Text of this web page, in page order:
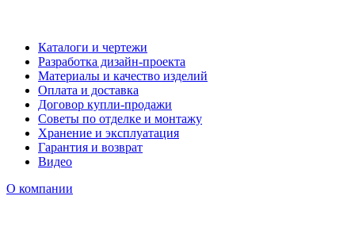
Каталоги и чертежи
Разработка дизайн-проекта
Материалы и качество изделий
Оплата и доставка
Договор купли-продажи
Советы по отделке и монтажу
Хранение и эксплуатация
Гарантия и возврат
Видео
О компании